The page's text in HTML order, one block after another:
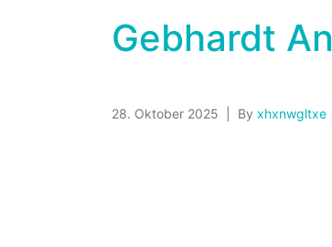
Gebhardt
28. Oktober 2025 By xhxnwgltxe